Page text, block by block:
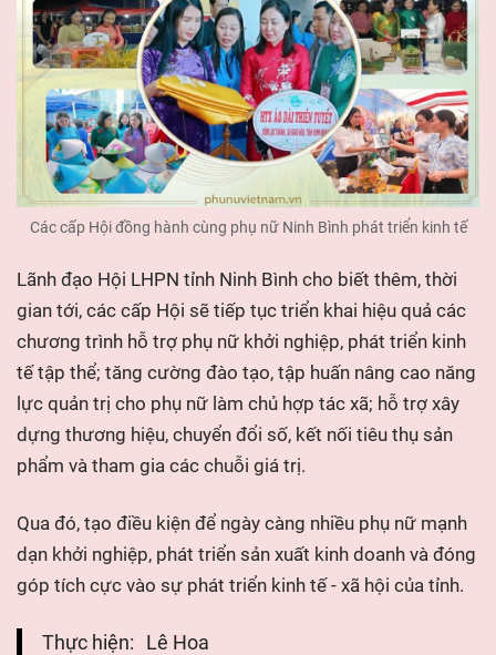
Các cấp Hội đồng hành cùng phụ nữ Ninh Bình phát triển kinh tế
Lãnh đạo Hội LHPN tỉnh Ninh Bình cho biết thêm, thời
gian tới, các cấp Hội sẽ tiếp tục triển khai hiệu quả các
chương trình hỗ trợ phụ nữ khởi nghiệp, phát triển kinh
tế tập thể; tăng cường đào tạo, tập huấn nâng cao năng
lực quản trị cho phụ nữ làm chủ hợp tác xã; hỗ trợ xây
dựng thương hiệu, chuyển đổi số, kết nối tiêu thụ sản
phẩm và tham gia các chuỗi giá trị.
Qua đó, tạo điều kiện để ngày càng nhiều phụ nữ mạnh
dạn khởi nghiệp, phát triển sản xuất kinh doanh và đóng
góp tích cực vào sự phát triển kinh tế - xã hội của tỉnh.
Thực hiện: Lê Hoa